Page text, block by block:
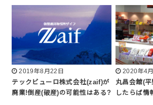
2019年8月22日
テックビューロ株式会社(zaif)が
廃業!倒産(破産)の可能性はある?
2020年4
丸昌会館(
したらば情